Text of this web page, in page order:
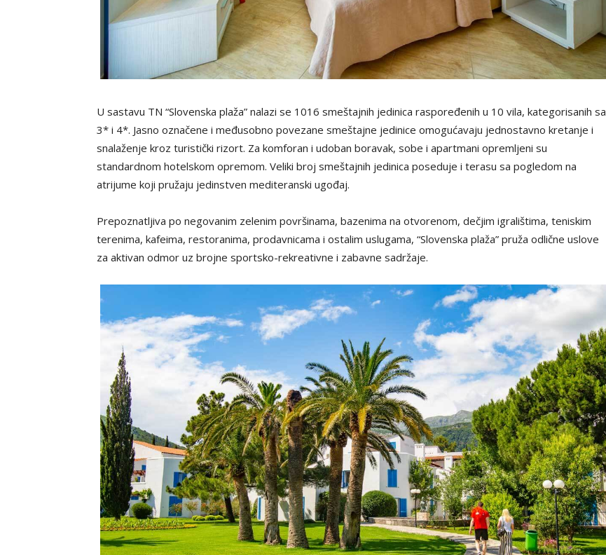
U sastavu TN “Slovenska plaža” nalazi se 1016 smeštajnih jedinica raspoređenih u 10 vila, kategorisanih sa
3* i 4*. Jasno označene i međusobno povezane smeštajne jedinice omogućavaju jednostavno kretanje i
snalaženje kroz turistički rizort. Za komforan i udoban boravak, sobe i apartmani opremljeni su
standardnom hotelskom opremom. Veliki broj smeštajnih jedinica poseduje i terasu sa pogledom na
atrijume koji pružaju jedinstven mediteranski ugođaj.
Prepoznatljiva po negovanim zelenim površinama, bazenima na otvorenom, dečjim igralištima, teniskim
terenima, kafeima, restoranima, prodavnicama i ostalim uslugama, “Slovenska plaža” pruža odlične uslove
za aktivan odmor uz brojne sportsko-rekreativne i zabavne sadržaje.